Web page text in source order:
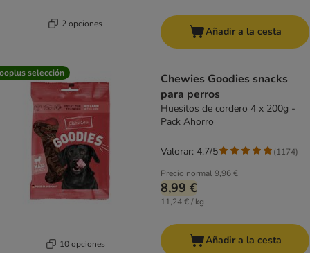
2 opciones
Añadir a la cesta
selección
10 opciones
Chewies Goodies snacks
para perros
Huesitos de cordero 4 x 200g -
Pack Ahorro
Precio normal9,96 €
8,99 €
11,24 € / kg
Valorar: 4.7/5 (1174)
Añadir a la cesta